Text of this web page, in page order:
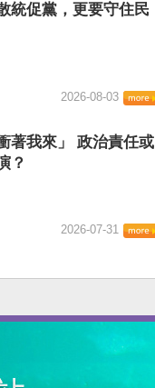
統促黨，更要守住民
2026-08-03
著我來」 政治責任或
？
2026-07-31